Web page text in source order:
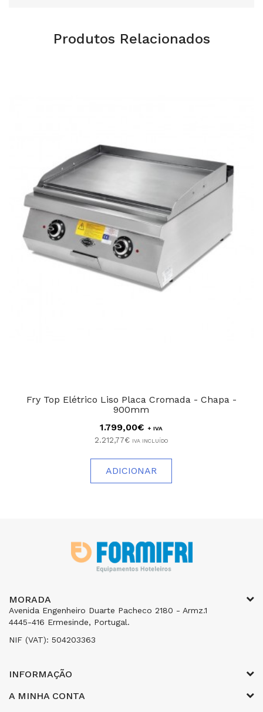
Produtos Relacionados
Fry Top Elétrico Liso Placa Cromada - Chapa -
900mm
1.799,00€+ IVA
2.212,77€ IVA INCLUÍDO
ADICIONAR
MORADA
Avenida Engenheiro Duarte Pacheco 2180 - Armz.1
4445-416 Ermesinde, Portugal.
NIF (VAT): 504203363
INFORMAÇÃO
A MINHA CONTA